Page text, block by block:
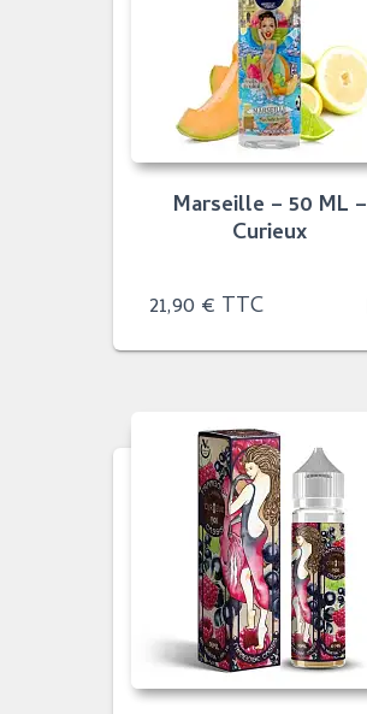
Marseille – 50 ML –
Curieux
21,90 € TTC